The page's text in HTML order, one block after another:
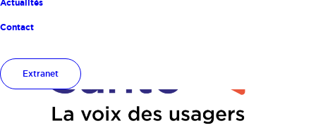
Actualités
Contact
Extranet